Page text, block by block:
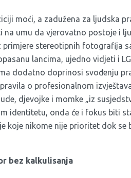
moći, a zadužena za ljudska
umu da vjerovatno postoje i
primjere stereotipnih fotografija
lancima, ujedno vidjeti i
dodatno doprinosi svođenju
o profesionalnom
djevojke i momke „iz
identitetu, onda će i fokus biti
koje nikome nije prioritet dok se
bez kalkulisanja